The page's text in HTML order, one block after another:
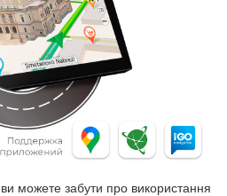
можете забути про використання